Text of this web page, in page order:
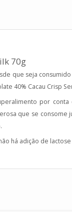
70g
que seja
40% Cacau Crisp
por conta
que se
há adição de